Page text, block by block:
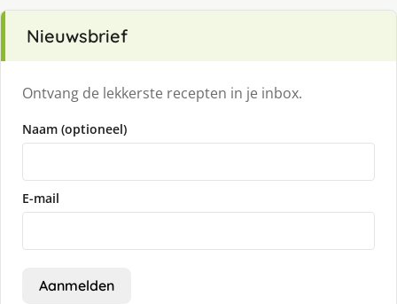
Nieuwsbrief
Ontvang de lekkerste recepten in je inbox.
Naam (optioneel)
E-mail
Aanmelden